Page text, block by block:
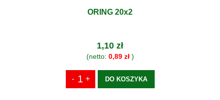
ORING 20x2
1,10 zł
(netto: 0,89 zł)
DO KOSZYKA